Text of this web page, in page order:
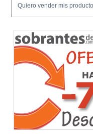
Quiero vender mis